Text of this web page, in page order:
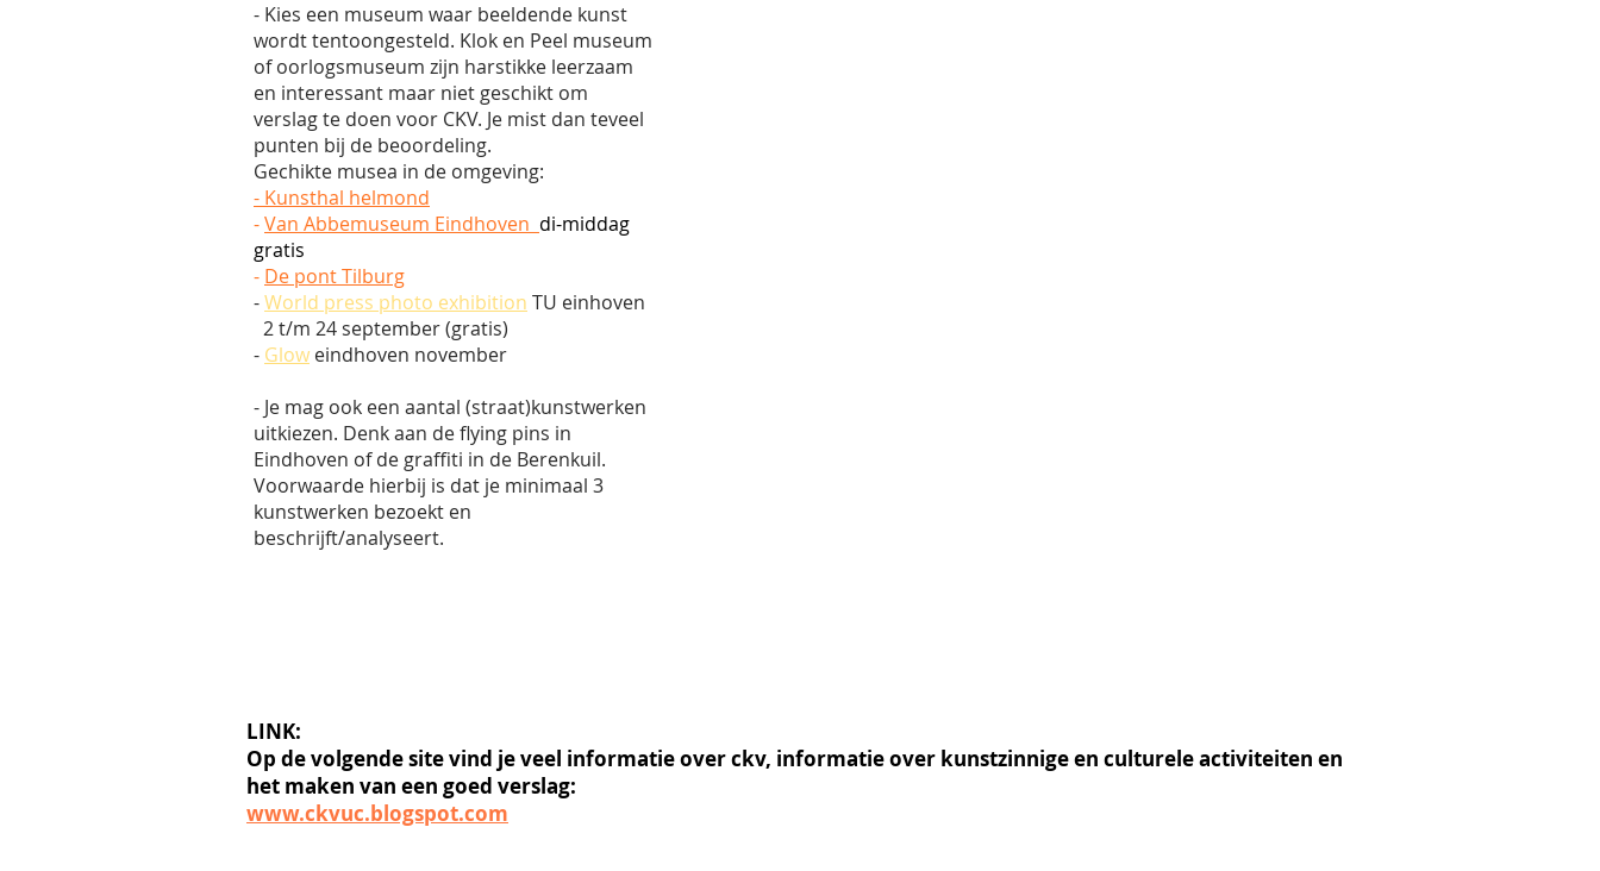
- Kies een museum waar beeldende kunst
wordt tentoongesteld. Klok en Peel museum
of oorlogsmuseum zijn harstikke leerzaam
en interessant maar niet geschikt om
verslag te doen voor CKV. Je mist dan teveel
punten bij de beoordeling.
Gechikte musea in de omgeving:
- Kunsthal helmond
-Van Abbemuseum Eindhoven di-middag
gratis
- De pont Tilburg
-World press photo exhibition TU einhoven
2 t/m 24 september (gratis)
- Glow eindhoven november
- Je mag ook een aantal (straat)kunstwerken
uitkiezen. Denk aan de flying pins in
Eindhoven of de graffiti in de Berenkuil.
Voorwaarde hierbij is dat je minimaal 3
kunstwerken bezoekt en
beschrijft/analyseert.
LINK:
Op de volgende site vind je veel informatie over ckv, informatie over kunstzinnige en culturele activiteiten en
het maken van een goed verslag:
www.ckvuc.blogspot.com